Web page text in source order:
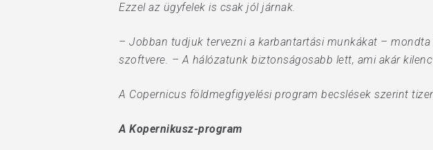
Ezzel az ügyfelek is csak jól járnak.
– Jobban tudjuk tervezni a karbantartási munkákat –
szoftvere. – A hálózatunk biztonságosabb lett, ami akár
A Copernicus földmegfigyelési program becslések szerint
A Kopernikusz-program